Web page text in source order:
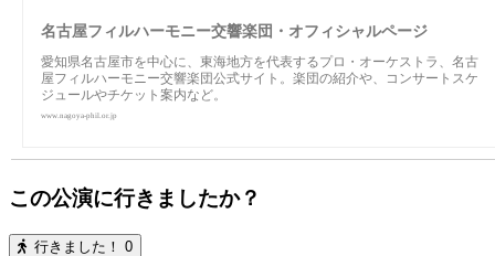
名古屋フィルハーモニー交響楽団・オフィシャルページ
愛知県名古屋市を中心に、東海地方を代表するプロ・オーケストラ、名古
屋フィルハーモニー交響楽団公式サイト。楽団の紹介や、コンサートスケ
ジュールやチケット案内など。
www.nagoya-phil.or.jp
この公演に行きましたか？
行きました！ 0